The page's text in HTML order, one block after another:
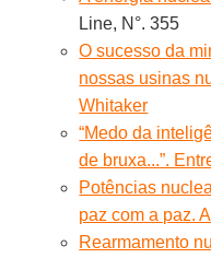
Line, N°. 355
O sucesso da
nossas usinas
Whitaker
“Medo da
de bruxa...”.
Potências
paz com a paz.
Rearmamento